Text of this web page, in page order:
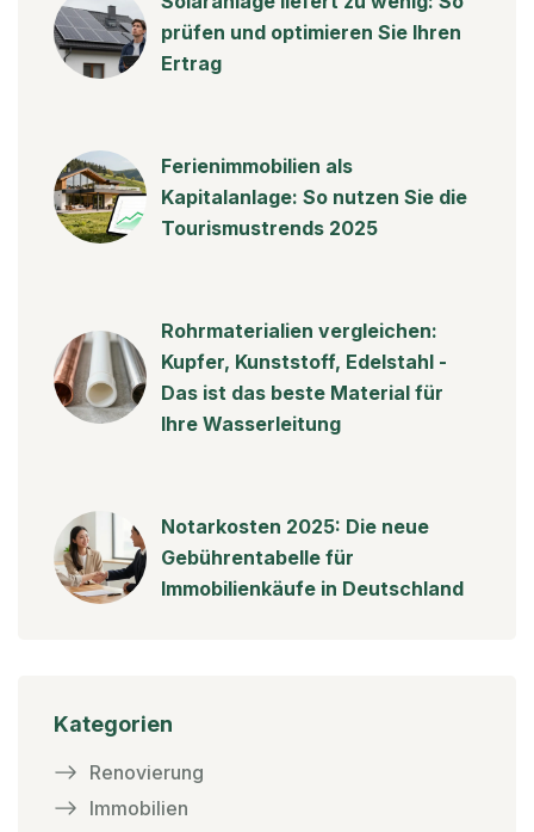
prüfen und optimieren Sie Ihren
Ertrag
Ferienimmobilien als
Kapitalanlage: So nutzen Sie die
Tourismustrends 2025
Rohrmaterialien vergleichen:
Kupfer, Kunststoff, Edelstahl -
Das ist das beste Material für
Ihre Wasserleitung
Notarkosten 2025: Die neue
Gebührentabelle für
Immobilienkäufe in Deutschland
Kategorien
Renovierung
Immobilien